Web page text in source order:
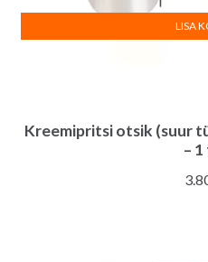
Kreemipritsi otsik (suur
–
LISA